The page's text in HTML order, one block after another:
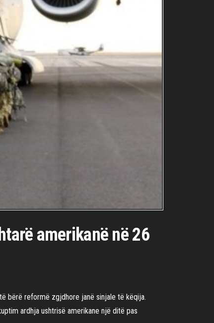
amerikanë në 26
bërë reformë zgjdhore janë sinjale të këqija.
ardhja ushtrisë amerikane një ditë pas